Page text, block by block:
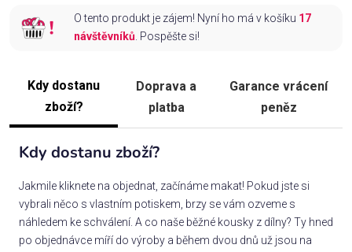
O tento produkt je zájem! Nyní ho má v košíku 17
návštěvníků. Pospěšte si!
Kdy dostanu
zboží?
Doprava a
platba
Garance vrácení
peněz
Kdy dostanu zboží?
Jakmile kliknete na objednat, začínáme makat! Pokud jste si
vybrali něco s vlastním potiskem, brzy se vám ozveme s
náhledem ke schválení. A co naše běžné kousky z dílny? Ty hned
po objednávce míří do výroby a během dvou dnů už jsou na